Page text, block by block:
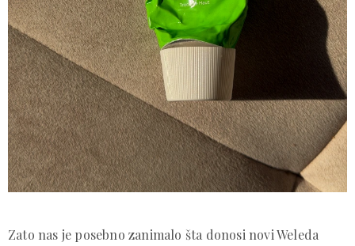
Zato nas je posebno zanimalo šta donosi novi Weleda